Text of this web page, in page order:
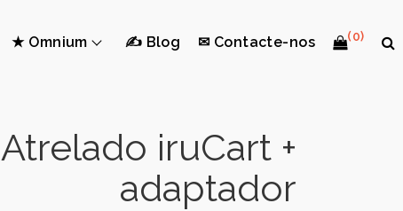
★ Omnium ✍ Blog ✉ Contacte-nos (0)
Atrelado iruCart +
adaptador